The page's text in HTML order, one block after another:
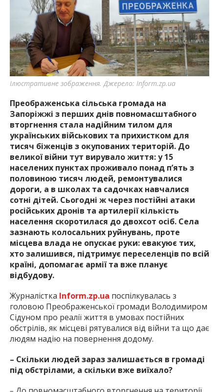
найважливішу інформацію про події
міста Запоріжжя та області.
Ілюстративне зображення. Джерело: Inform.zp.ua
Преображенська сільська громада на
Запоріжжі з перших днів повномасштабного
вторгнення стала надійним тилом для
українських військових та прихистком для
тисяч біженців з окупованих територій. До
великої війни тут вирувало життя: у 15
населених пунктах проживало понад п’ять з
половиною тисяч людей, ремонтувалися
дороги, а в школах та садочках навчалися
сотні дітей. Сьогодні ж через постійні атаки
російських дронів та артилерії кількість
населення скоротилася до двохсот осіб. Села
зазнають колосальних руйнувань, проте
місцева влада не опускає руки: евакуює тих,
хто залишився, підтримує переселенців по всій
країні, допомагає армії та вже планує
відбудову.
Журналістка Inform.zp.ua поспілкувалась з
головою Преображенської громади Володимиром
Сідуном про реалії життя в умовах постійних
обстрілів, як місцеві рятувалися від війни та що дає
людям надію на повернення додому.
– Скільки людей зараз залишається в громаді
під обстрілами, а скільки вже виїхало?